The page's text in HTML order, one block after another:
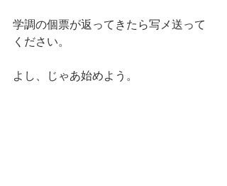
学調の個票が返ってきたら写メ送って
ください。
よし、じゃあ始めよう。